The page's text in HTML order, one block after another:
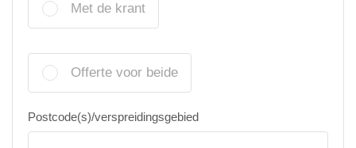
Met de krant
Offerte voor beide
Postcode(s)/verspreidingsgebied